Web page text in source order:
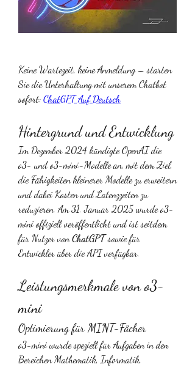
Keine Wartezeit, keine Anmeldung – starten
Sie die Unterhaltung mit unserem Chatbot
sofort: ChatGPT Auf Deutsch
Hintergrund und Entwicklung
Im Dezember 2024 kündigte OpenAI die
o3- und o3-mini-Modelle an, mit dem Ziel,
die Fähigkeiten kleinerer Modelle zu erweitern
und dabei Kosten und Latenzzeiten zu
reduzieren. Am 31. Januar 2025 wurde o3-
mini offiziell veröffentlicht und ist seitdem
für Nutzer von ChatGPT sowie für
Entwickler über die API verfügbar.
Leistungsmerkmale von o3-
mini
Optimierung für MINT-Fächer
o3-mini wurde speziell für Aufgaben in den
Bereichen Mathematik, Informatik,